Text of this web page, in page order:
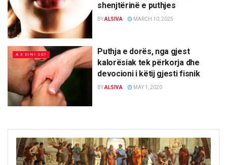
shenjtërinë e puthjes
BYALSIVA MARCH 10, 2025
A E DINI SE?
Puthja e dorës, nga gjest
kalorësiak tek përkorja dhe
devocioni i këtij gjesti fisnik
BYALSIVA MAY 1, 2020